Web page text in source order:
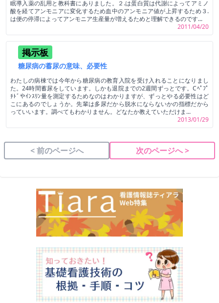
眠導入薬の乱用と教科書にありました。２.は蛋白質は代謝によってアミノ
酸を経てアンモニアに変化するため血中のアンモニア値が上昇するため３.
は便の停滞によってアンモニア生産量が増えるためと理解できるのです...
2011/04/20
掲示板
糖尿病の蓄尿の意味、必要性
わたしの病棟では今年から糖尿病の教育入院を受け入れることになりまし
た。24時間蓄尿をしています。しかも退院までの2週間ずっとです。Cﾍﾟﾌﾟ
ﾁﾄﾞやｲﾝｽﾘﾝ量を測定するためなのはわかりますが、ずっとやる必要性はど
こにあるのでしょうか。先輩は多尿だから脱水にならないかの指標だから
っていいます。調べてもわかりません。どなたか教えていただけま...
2013/01/29
< 前のページへ 次のページへ >